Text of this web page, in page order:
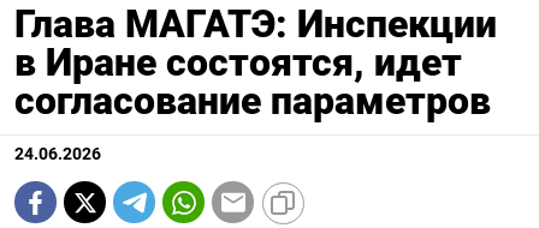
Глава МАГАТЭ: Инспекции
в Иране состоятся, идет
согласование параметров
24.06.2026